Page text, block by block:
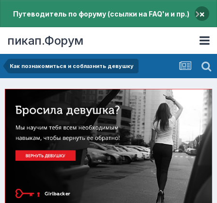
Путеводитель по форуму (ссылки на FAQ'и и пр.) ×
пикап.Форум
Как познакомиться и соблазнить девушку